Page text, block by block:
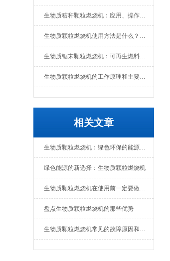
生物质秸秆颗粒燃烧机：应用、操作与日常维护全解析
生物质颗粒燃烧机使用方法是什么？维护要点有哪些
生物质锯末颗粒燃烧机：可再生燃料的热能转换设备
生物质颗粒燃烧机的工作原理和主要组成部分
相关文章
生物质颗粒燃烧机：绿色环保的能源转化设备
绿色能源的新选择：生物质颗粒燃烧机
生物质颗粒燃烧机在使用前一定要做好准备工作
盘点生物质颗粒燃烧机的那些优势
生物质颗粒燃烧机常见的故障原因和解决办法